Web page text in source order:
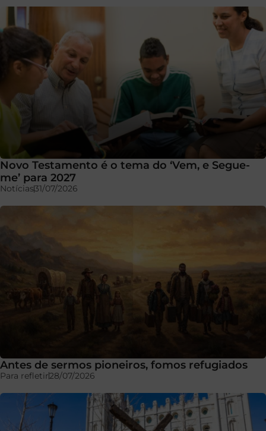
Novo Testamento é o tema do ‘Vem, e Segue-
me’ para 2027
Notícias31/07/2026
Antes de sermos pioneiros, fomos refugiados
Para refletir28/07/2026